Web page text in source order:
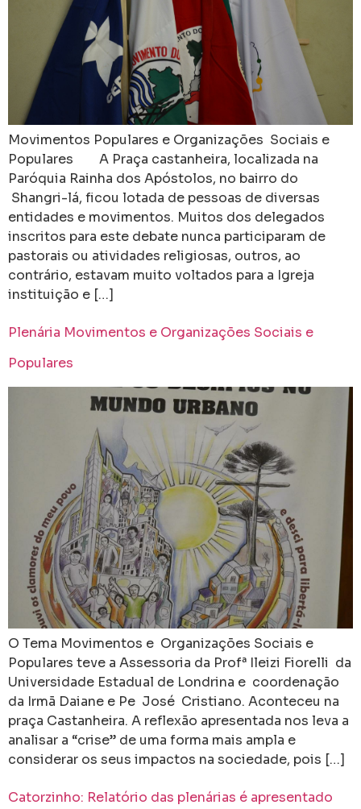
Movimentos Populares e Organizações Sociais e
Populares A Praça castanheira, localizada na
Paróquia Rainha dos Apóstolos, no bairro do
Shangri-lá, ficou lotada de pessoas de diversas
entidades e movimentos. Muitos dos delegados
inscritos para este debate nunca participaram de
pastorais ou atividades religiosas, outros, ao
contrário, estavam muito voltados para a Igreja
instituição e […]
Plenária Movimentos e Organizações Sociais e
Populares
O Tema Movimentos e Organizações Sociais e
Populares teve a Assessoria da Profª Ileizi Fiorelli da
Universidade Estadual de Londrina e coordenação
da Irmã Daiane e Pe José Cristiano. Aconteceu na
praça Castanheira. A reflexão apresentada nos leva a
analisar a “crise” de uma forma mais ampla e
considerar os seus impactos na sociedade, pois […]
Catorzinho: Relatório das plenárias é apresentado